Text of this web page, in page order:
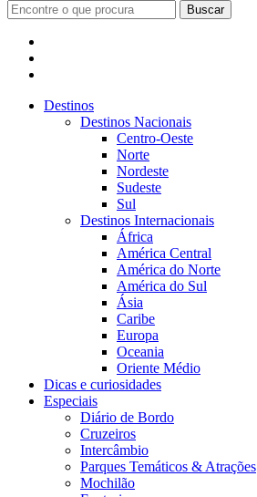
Buscar
Destinos
Destinos Nacionais
Centro-Oeste
Norte
Nordeste
Sudeste
Sul
Destinos Internacionais
África
América Central
América do Norte
América do Sul
Ásia
Caribe
Europa
Oceania
Oriente Médio
Dicas e curiosidades
Especiais
Diário de Bordo
Cruzeiros
Intercâmbio
Parques Temáticos & Atrações
Mochilão